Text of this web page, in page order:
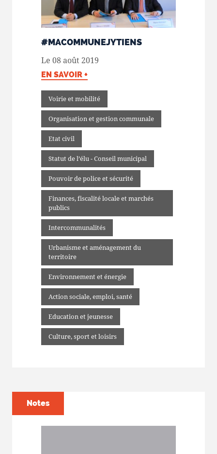
#MACOMMUNEJYTIENS
Le 08 août 2019
EN SAVOIR +
Voirie et mobilité
Organisation et gestion communale
Etat civil
Statut de l’élu - Conseil municipal
Pouvoir de police et sécurité
Finances, fiscalité locale et marchés
publics
Intercommunalités
Urbanisme et aménagement du
territoire
Environnement et énergie
Action sociale, emploi, santé
Education et jeunesse
Culture, sport et loisirs
Notes